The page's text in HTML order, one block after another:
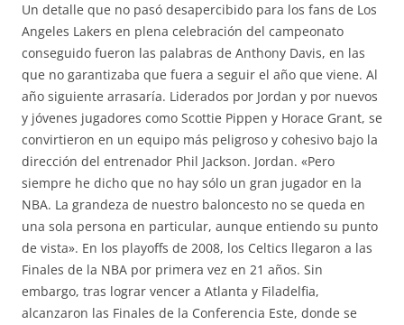
Un detalle que no pasó desapercibido para los fans de Los
Angeles Lakers en plena celebración del campeonato
conseguido fueron las palabras de Anthony Davis, en las
que no garantizaba que fuera a seguir el año que viene. Al
año siguiente arrasaría. Liderados por Jordan y por nuevos
y jóvenes jugadores como Scottie Pippen y Horace Grant, se
convirtieron en un equipo más peligroso y cohesivo bajo la
dirección del entrenador Phil Jackson. Jordan. «Pero
siempre he dicho que no hay sólo un gran jugador en la
NBA. La grandeza de nuestro baloncesto no se queda en
una sola persona en particular, aunque entiendo su punto
de vista». En los playoffs de 2008, los Celtics llegaron a las
Finales de la NBA por primera vez en 21 años. Sin
embargo, tras lograr vencer a Atlanta y Filadelfia,
alcanzaron las Finales de la Conferencia Este, donde se